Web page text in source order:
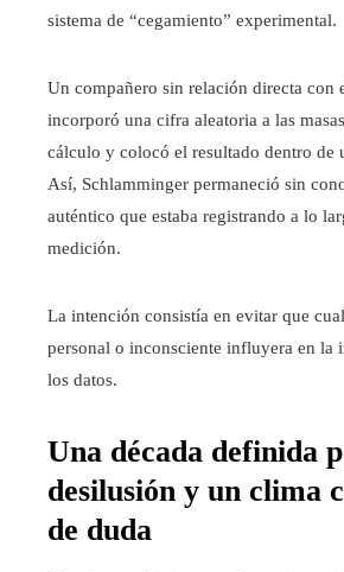
sistema de “cegamiento” experimental.
Un compañero sin relación directa con
incorporó una cifra aleatoria a las
cálculo y colocó el resultado dentro de
Así, Schlamminger permaneció sin
auténtico que estaba registrando a lo
medición.
La intención consistía en evitar que
personal o inconsciente influyera en la
los datos.
Una década definida
desilusión y un clima
de duda